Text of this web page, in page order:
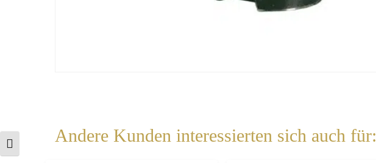
Schrift vergrößern
Andere Kunden interessierten sich auch für: